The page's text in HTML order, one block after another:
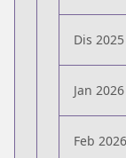
Dis 2025
Jan 2026
Feb 2026